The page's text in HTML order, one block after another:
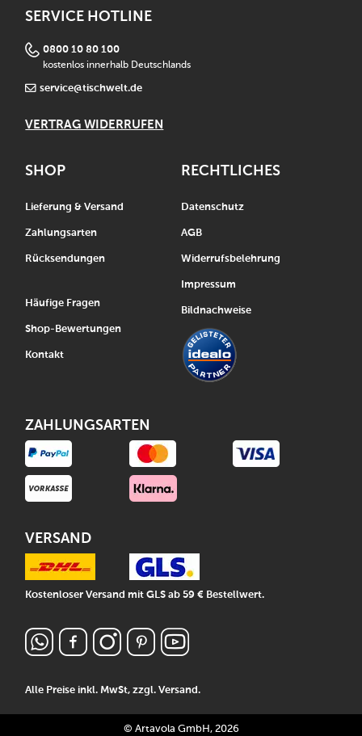
SERVICE HOTLINE
0800 10 80 100
kostenlos innerhalb Deutschlands
service@tischwelt.de
VERTRAG WIDERRUFEN
SHOP
Lieferung & Versand
Zahlungsarten
Rücksendungen
Häufige Fragen
Shop-Bewertungen
Kontakt
Alle Preise inkl. MwSt, zzgl.Versand.
RECHTLICHES
Datenschutz
AGB
Widerrufsbelehrung
Impressum
Bildnachweise
ZAHLUNGSARTEN
VERSAND
Kostenloser Versand mit GLS ab 59 € Bestellwert.
© Artavola GmbH, 2026